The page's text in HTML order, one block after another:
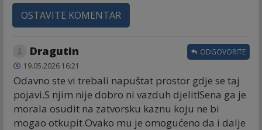
OSTAVITE KOMENTAR
Dragutin
19.05.2026 16:21
Odavno ste vi trebali napuštat prostor gdje se taj
pojavi.S njim nije dobro ni vazduh djelit!Sena ga je
morala osudit na zatvorsku kaznu koju ne bi
mogao otkupit.Ovako mu je omogućeno da i dalje
ODGOVORITE